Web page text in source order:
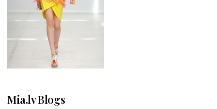
Mia.lv Blogs